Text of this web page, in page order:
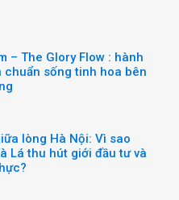
– The Glory Flow : hành
sống tinh hoa bên
lòng Hà Nội: Vì sao
Lá thu hút giới đầu tư và